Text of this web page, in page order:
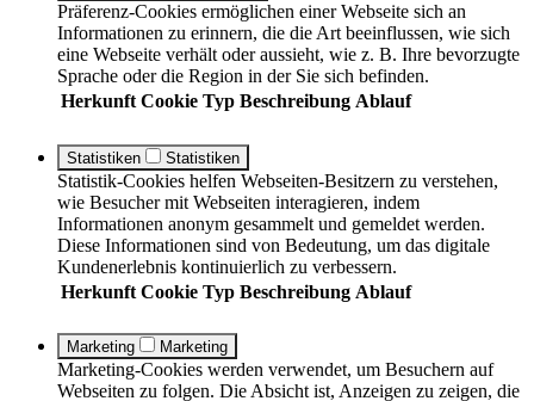
Präferenz-Cookies ermöglichen einer Webseite sich an
Informationen zu erinnern, die die Art beeinflussen, wie sich
eine Webseite verhält oder aussieht, wie z. B. Ihre bevorzugte
Sprache oder die Region in der Sie sich befinden.
Herkunft Cookie Typ Beschreibung Ablauf
Statistiken Statistiken
Statistik-Cookies helfen Webseiten-Besitzern zu verstehen,
wie Besucher mit Webseiten interagieren, indem
Informationen anonym gesammelt und gemeldet werden.
Diese Informationen sind von Bedeutung, um das digitale
Kundenerlebnis kontinuierlich zu verbessern.
Herkunft Cookie Typ Beschreibung Ablauf
Marketing Marketing
Marketing-Cookies werden verwendet, um Besuchern auf
Webseiten zu folgen. Die Absicht ist, Anzeigen zu zeigen, die